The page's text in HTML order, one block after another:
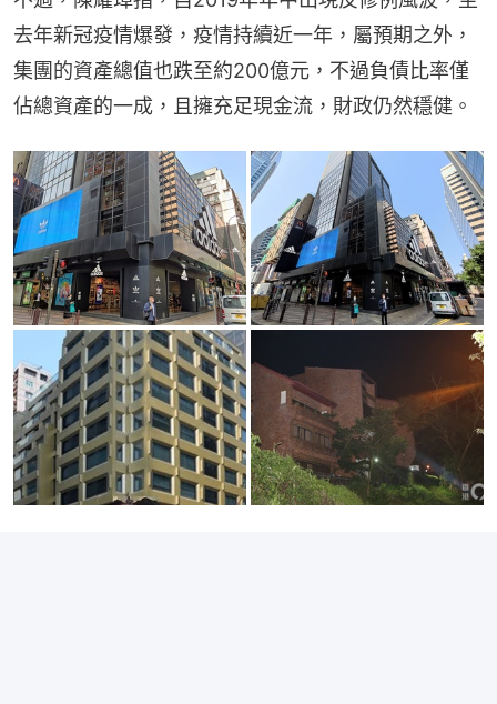
去年新冠疫情爆發，疫情持續近一年，屬預期之外，
集團的資產總值也跌至約200億元，不過負債比率僅
佔總資產的一成，且擁充足現金流，財政仍然穩健。